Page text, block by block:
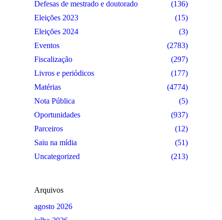
Defesas de mestrado e doutorado
(136)
Eleições 2023
(15)
Eleições 2024
(3)
Eventos
(2783)
Fiscalização
(297)
Livros e periódicos
(177)
Matérias
(4774)
Nota Pública
(5)
Oportunidades
(937)
Parceiros
(12)
Saiu na mídia
(51)
Uncategorized
(213)
Arquivos
agosto 2026